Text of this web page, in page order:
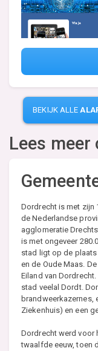
BEKIJK ALLE
Lees meer
Dordrecht is met zijn
de Nederlandse
agglomeratie
is met ongeveer
stad ligt op de
en de Oude Maas.
Eiland van
stad veelal Dordt.
brandweerkazernes,
Ziekenhuis) en een
Dordrecht werd voor
twaalfde eeuw, toen